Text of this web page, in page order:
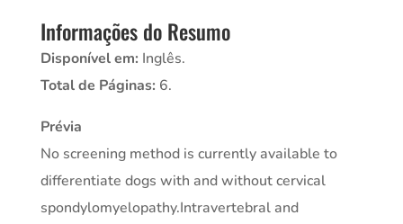
Informações do Resumo
Disponível em: Inglês.
Total de Páginas: 6.
Prévia
No screening method is currently available to
differentiate dogs with and without cervical
spondylomyelopathy.Intravertebral and